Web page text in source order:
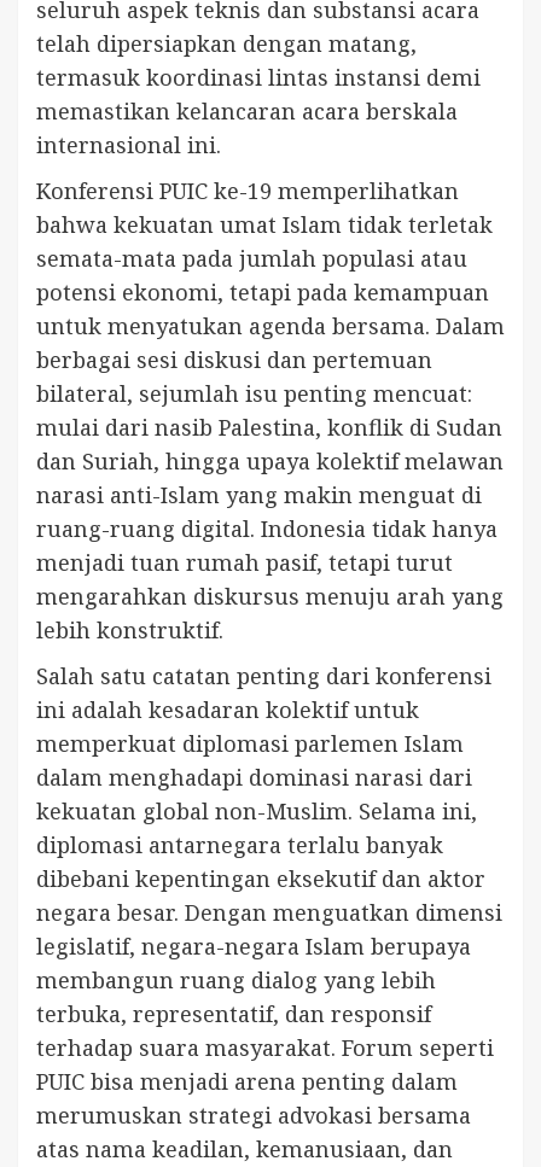
seluruh aspek teknis dan substansi acara
telah dipersiapkan dengan matang,
termasuk koordinasi lintas instansi demi
memastikan kelancaran acara berskala
internasional ini.
Konferensi PUIC ke-19 memperlihatkan
bahwa kekuatan umat Islam tidak terletak
semata-mata pada jumlah populasi atau
potensi ekonomi, tetapi pada kemampuan
untuk menyatukan agenda bersama. Dalam
berbagai sesi diskusi dan pertemuan
bilateral, sejumlah isu penting mencuat:
mulai dari nasib Palestina, konflik di Sudan
dan Suriah, hingga upaya kolektif melawan
narasi anti-Islam yang makin menguat di
ruang-ruang digital. Indonesia tidak hanya
menjadi tuan rumah pasif, tetapi turut
mengarahkan diskursus menuju arah yang
lebih konstruktif.
Salah satu catatan penting dari konferensi
ini adalah kesadaran kolektif untuk
memperkuat diplomasi parlemen Islam
dalam menghadapi dominasi narasi dari
kekuatan global non-Muslim. Selama ini,
diplomasi antarnegara terlalu banyak
dibebani kepentingan eksekutif dan aktor
negara besar. Dengan menguatkan dimensi
legislatif, negara-negara Islam berupaya
membangun ruang dialog yang lebih
terbuka, representatif, dan responsif
terhadap suara masyarakat. Forum seperti
PUIC bisa menjadi arena penting dalam
merumuskan strategi advokasi bersama
atas nama keadilan, kemanusiaan, dan